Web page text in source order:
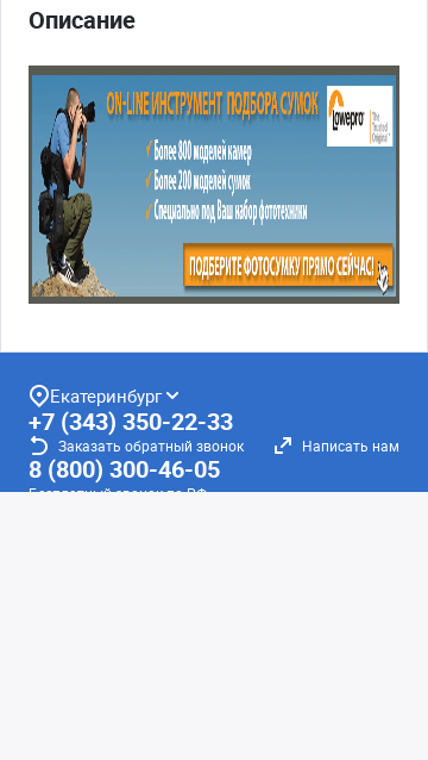
Описание
Екатеринбург
+7 (343) 350-22-33
Заказать обратный звонок Написать нам
8 (800) 300-46-05
Бесплатный звонок по РФ